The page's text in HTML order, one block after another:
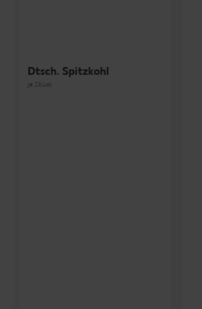
Dtsch. Spitzkohl
je Stück